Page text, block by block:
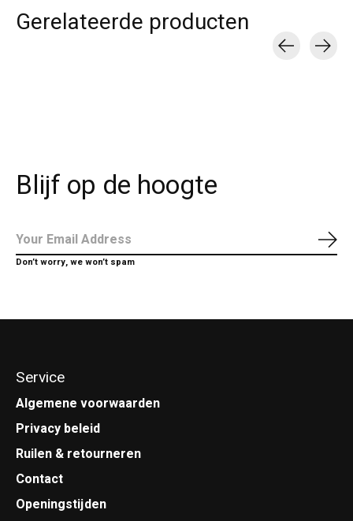
Gerelateerde producten
Blijf op de hoogte
Don’t worry, we won’t spam
Service
Algemene voorwaarden
Privacy beleid
Ruilen & retourneren
Contact
Openingstijden